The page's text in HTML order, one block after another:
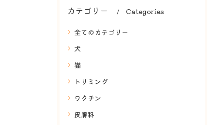
カテゴリー Categories
全てのカテゴリー
犬
猫
トリミング
ワクチン
皮膚科